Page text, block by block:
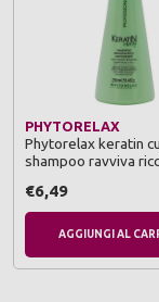
PHYTORELAX
Phytorelax keratin
shampoo ravviva
€6,49
AGGIUNGI AL